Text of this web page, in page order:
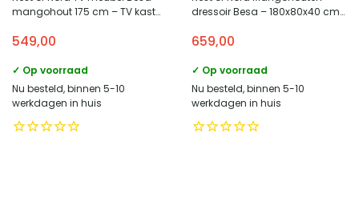
mangohout 175 cm – TV kast
549,00
✓ Op voorraad
Nu besteld, binnen 5-10
werkdagen in huis
dressoir Besa – 180x80x40 cm
659,00
✓ Op voorraad
Nu besteld, binnen 5-10
werkdagen in huis